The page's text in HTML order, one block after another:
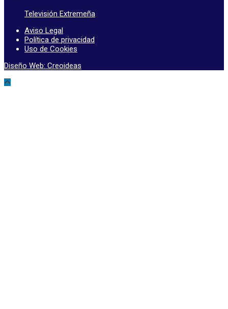
Televisión Extremeña
Aviso Legal
Política de privacidad
Uso de Cookies
Diseño Web: Creoideas